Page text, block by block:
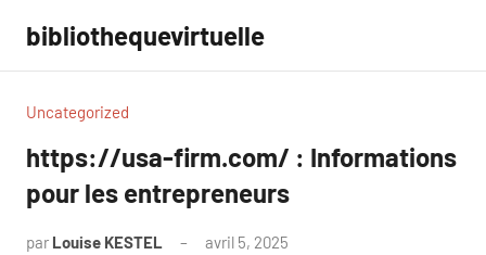
contenu
bibliothequevirtuelle
Uncategorized
https://usa-firm.com/ : Informations
pour les entrepreneurs
par Louise KESTEL avril 5, 2025